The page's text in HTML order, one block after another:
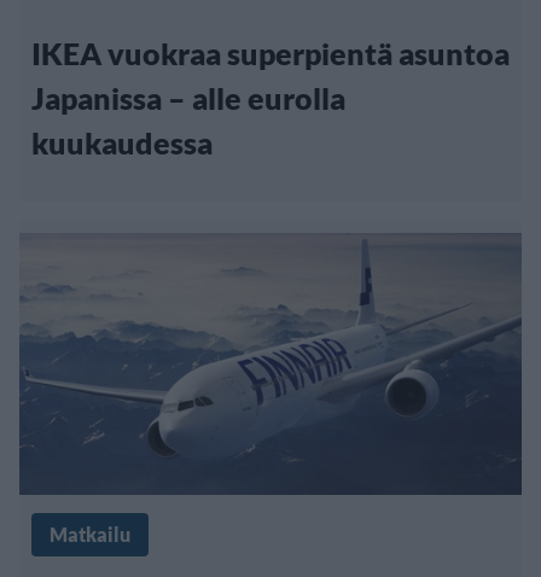
IKEA vuokraa superpientä asuntoa
Japanissa – alle eurolla
kuukaudessa
Matkailu